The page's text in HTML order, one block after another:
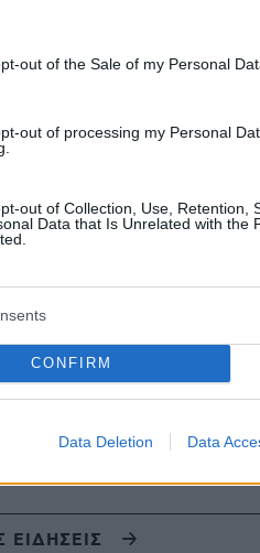
out of the Sale of my Personal
out of processing my Personal
out of Collection, Use, Retention,
Data that Is Unrelated with the
CONFIRM
Data Deletion Data
στη
οδήγηση και
για τα
τον πατέρα
μια επίσκεψη,
πυρκαγιά της
βίντεο του
όταν μας
του να
στους
βάση»
Αθηνών,
έλεγχο
πριν 40
ΕΙΔΗΣΕΙΣ